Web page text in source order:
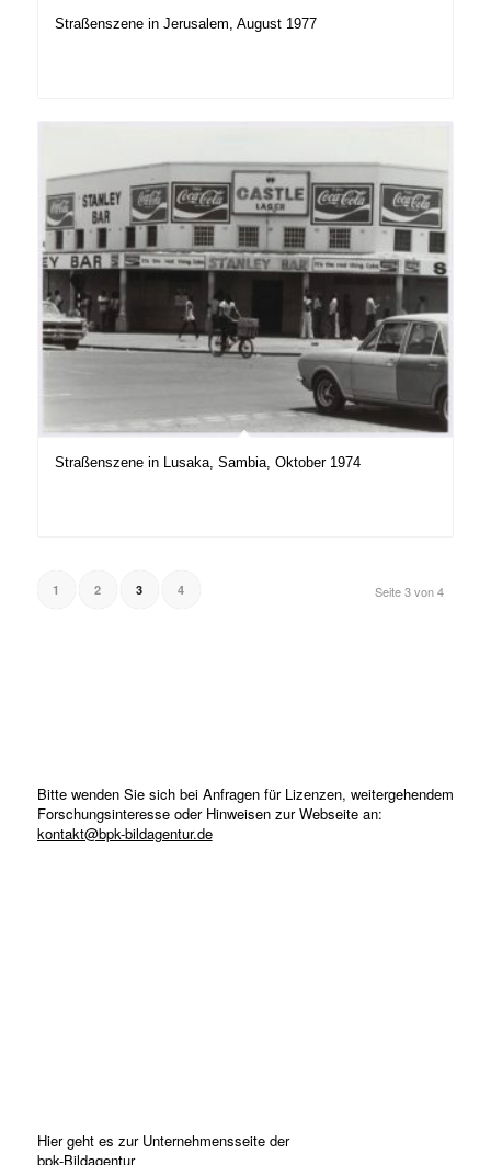
Straßenszene in Jerusalem, August 1977
Straßenszene in Lusaka, Sambia, Oktober 1974
Seite 3 von 4
1 2 3 4
Bitte wenden Sie sich bei Anfragen für Lizenzen, weitergehendem
Forschungsinteresse oder Hinweisen zur Webseite an:
kontakt@bpk-bildagentur.de
Hier geht es zur Unternehmensseite der
bpk-Bildagentur